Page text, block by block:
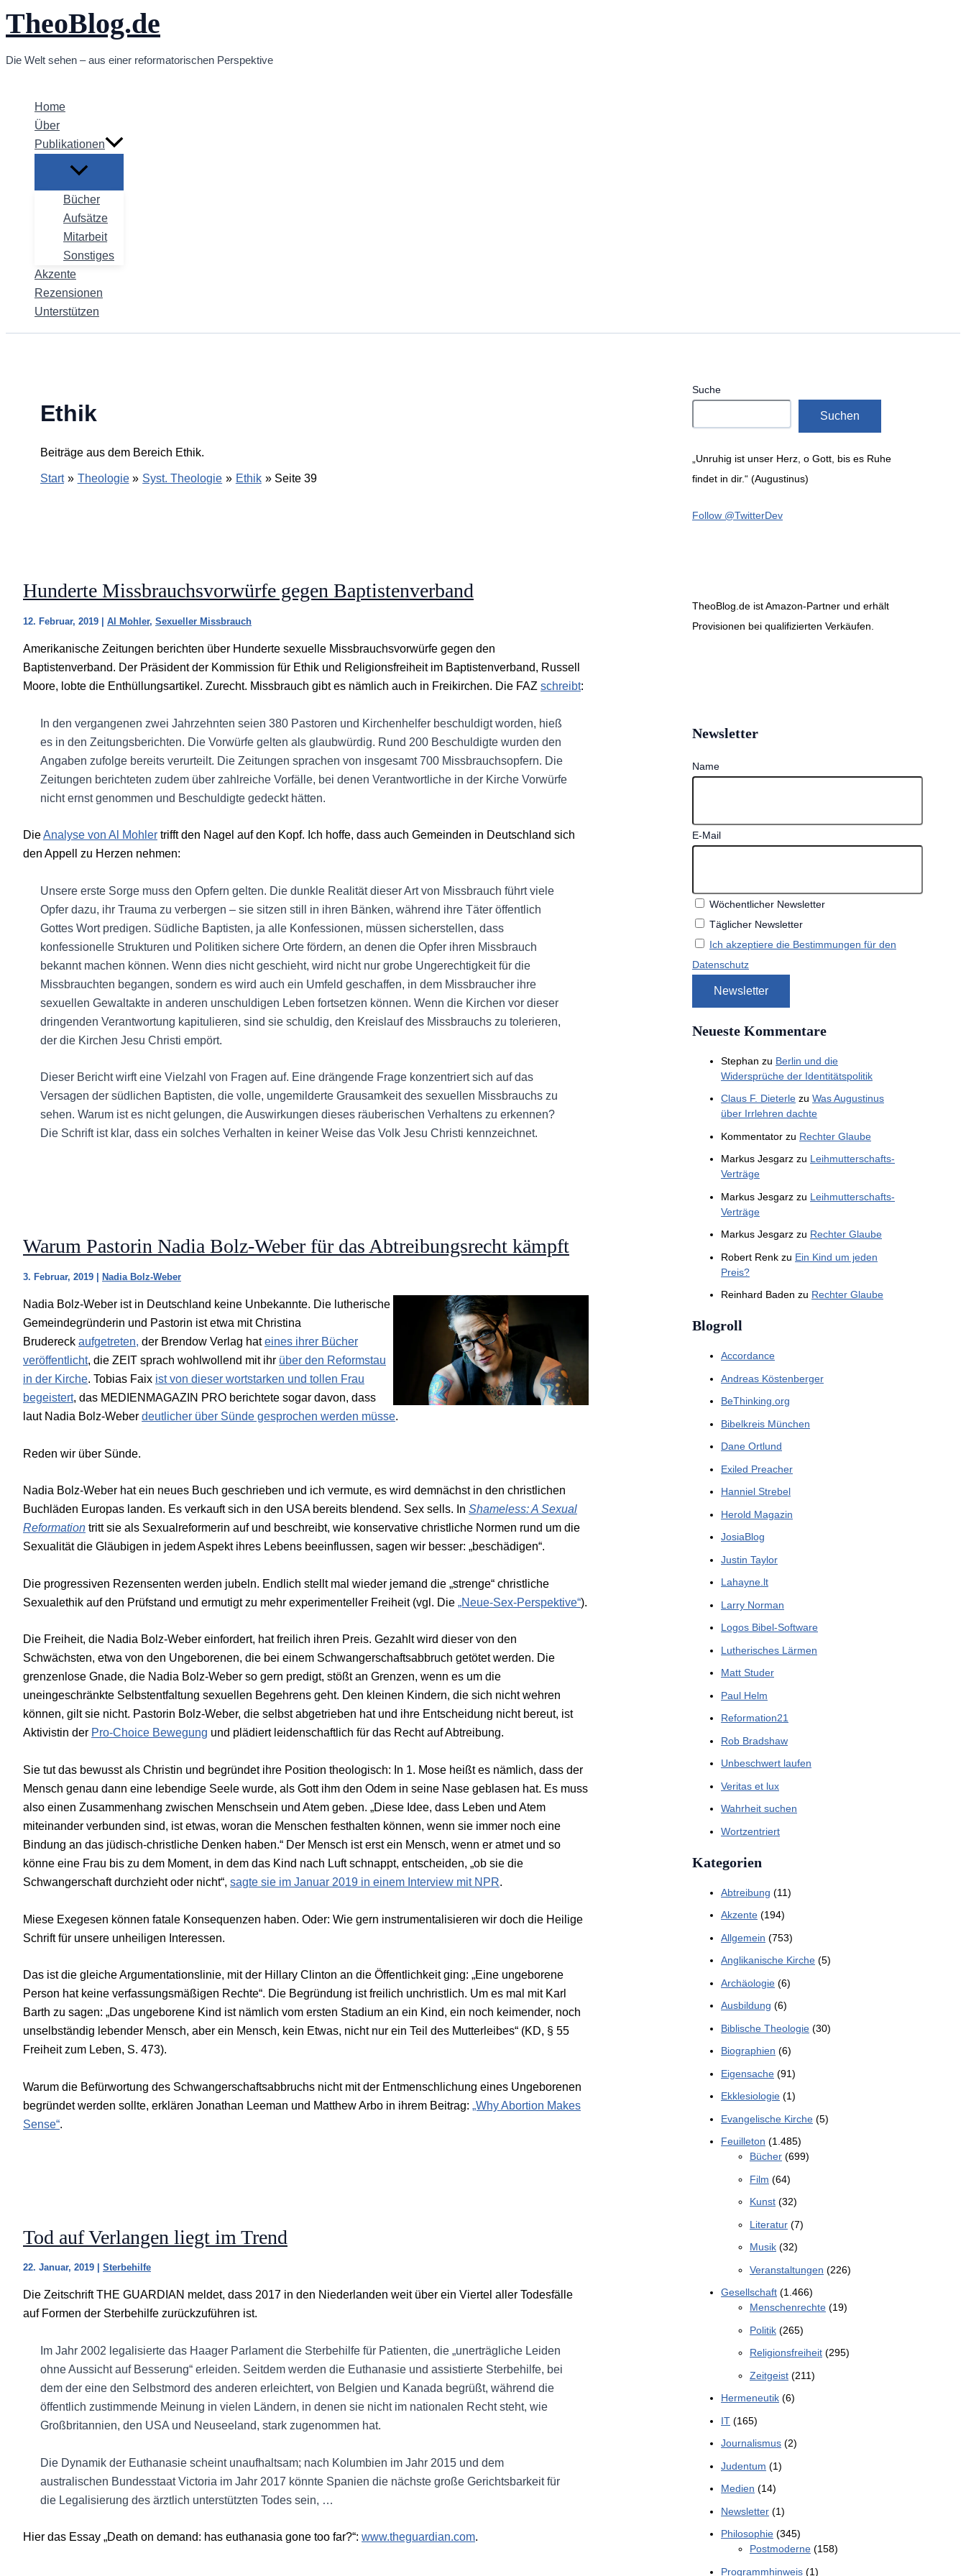
Zum
Inhalt
TheoBlog.de
Die Welt sehen – aus einer reformatorischen Perspektive
Home
Über
Publikationen
Bücher
Aufsätze
Mitarbeit
Sonstiges
Akzente
Rezensionen
Unterstützen
Ethik
Beiträge aus dem Bereich Ethik.
Start Theologie Syst. Theologie Ethik Seite 39
Hunderte Missbrauchsvorwürfe gegen Baptistenverband
12. Februar, 2019 Al Mohler, Sexueller Missbrauch
Amerikanische Zeitungen berichten über Hunderte sexuelle Missbrauchsvorwürfe gegen den
Baptistenverband. Der Präsident der Kommission für Ethik und Religionsfreiheit im Baptistenverband, Russell
Moore, lobte die Enthüllungsartikel. Zurecht. Missbrauch gibt es nämlich auch in Freikirchen. Die FAZ schreibt:
In den vergangenen zwei Jahrzehnten seien 380 Pastoren und Kirchenhelfer beschuldigt worden, hieß
es in den Zeitungsberichten. Die Vorwürfe gelten als glaubwürdig. Rund 200 Beschuldigte wurden den
Angaben zufolge bereits verurteilt. Die Zeitungen sprachen von insgesamt 700 Missbrauchsopfern. Die
Zeitungen berichteten zudem über zahlreiche Vorfälle, bei denen Verantwortliche in der Kirche Vorwürfe
nicht ernst genommen und Beschuldigte gedeckt hätten.
DieAnalyse von Al Mohler trifft den Nagel auf den Kopf. Ich hoffe, dass auch Gemeinden in Deutschland sich
den Appell zu Herzen nehmen:
Unsere erste Sorge muss den Opfern gelten. Die dunkle Realität dieser Art von Missbrauch führt viele
Opfer dazu, ihr Trauma zu verbergen – sie sitzen still in ihren Bänken, während ihre Täter öffentlich
Gottes Wort predigen. Südliche Baptisten, ja alle Konfessionen, müssen sicherstellen, dass
konfessionelle Strukturen und Politiken sichere Orte fördern, an denen die Opfer ihren Missbrauch
bekannt machen können. Wenn dies nicht geschieht, wird nicht nur grobe Ungerechtigkeit für die
Missbrauchten begangen, sondern es wird auch ein Umfeld geschaffen, in dem Missbraucher ihre
sexuellen Gewaltakte in anderen unschuldigen Leben fortsetzen können. Wenn die Kirchen vor dieser
dringenden Verantwortung kapitulieren, sind sie schuldig, den Kreislauf des Missbrauchs zu tolerieren,
der die Kirchen Jesu Christi empört.
Dieser Bericht wirft eine Vielzahl von Fragen auf. Eine drängende Frage konzentriert sich auf das
Versagen der südlichen Baptisten, die volle, ungemilderte Grausamkeit des sexuellen Missbrauchs zu
sehen. Warum ist es nicht gelungen, die Auswirkungen dieses räuberischen Verhaltens zu erkennen?
Die Schrift ist klar, dass ein solches Verhalten in keiner Weise das Volk Jesu Christi kennzeichnet.
Warum Pastorin Nadia Bolz-Weber für das Abtreibungsrecht kämpft
3. Februar, 2019 Nadia Bolz-Weber
Nadia Bolz-Weber ist in Deutschland keine Unbekannte. Die lutherische
Gemeindegründerin und Pastorin ist etwa mit Christina
Brudereck aufgetreten, der Brendow Verlag hateines ihrer Bücher
veröffentlicht, die ZEIT sprach wohlwollend mit ihr über den Reformstau
in der Kirche. Tobias Faix ist von dieser wortstarken und tollen Frau
begeistert, das MEDIENMAGAZIN PRO berichtete sogar davon, dass
laut Nadia Bolz-Weber deutlicher über Sünde gesprochen werden müsse.
Reden wir über Sünde.
Nadia Bolz-Weber hat ein neues Buch geschrieben und ich vermute, es wird demnächst in den christlichen
Buchläden Europas landen. Es verkauft sich in den USA bereits blendend. Sex sells. In Shameless: A Sexual
Reformation tritt sie als Sexualreformerin auf und beschreibt, wie konservative christliche Normen rund um die
Sexualität die Gläubigen in jedem Aspekt ihres Lebens beeinflussen, sagen wir besser: „beschädigen“.
Die progressiven Rezensenten werden jubeln. Endlich stellt mal wieder jemand die „strenge“ christliche
Sexualethik auf den Prüfstand und ermutigt zu mehr experimenteller Freiheit (vgl. Die „Neue-Sex-Perspektive“).
Die Freiheit, die Nadia Bolz-Weber einfordert, hat freilich ihren Preis. Gezahlt wird dieser von den
Schwächsten, etwa von den Ungeborenen, die bei einem Schwangerschaftsabbruch getötet werden. Die
grenzenlose Gnade, die Nadia Bolz-Weber so gern predigt, stößt an Grenzen, wenn es um die
uneingeschränkte Selbstentfaltung sexuellen Begehrens geht. Den kleinen Kindern, die sich nicht wehren
können, gilt sie nicht. Pastorin Bolz-Weber, die selbst abgetrieben hat und ihre Entscheidung nicht bereut, ist
Aktivistin der Pro-Choice Bewegung und plädiert leidenschaftlich für das Recht auf Abtreibung.
Sie tut das bewusst als Christin und begründet ihre Position theologisch: In 1. Mose heißt es nämlich, dass der
Mensch genau dann eine lebendige Seele wurde, als Gott ihm den Odem in seine Nase geblasen hat. Es muss
also einen Zusammenhang zwischen Menschsein und Atem geben. „Diese Idee, dass Leben und Atem
miteinander verbunden sind, ist etwas, woran die Menschen festhalten können, wenn sie immer noch eine
Bindung an das jüdisch-christliche Denken haben.“ Der Mensch ist erst ein Mensch, wenn er atmet und so
könne eine Frau bis zu dem Moment, in dem das Kind nach Luft schnappt, entscheiden, „ob sie die
Schwangerschaft durchzieht oder nicht“, sagte sie im Januar 2019 in einem Interview mit NPR.
Miese Exegesen können fatale Konsequenzen haben. Oder: Wie gern instrumentalisieren wir doch die Heilige
Schrift für unsere unheiligen Interessen.
Das ist die gleiche Argumentationslinie, mit der Hillary Clinton an die Öffentlichkeit ging: „Eine ungeborene
Person hat keine verfassungsmäßigen Rechte“. Die Begründung ist freilich unchristlich. Um es mal mit Karl
Barth zu sagen: „Das ungeborene Kind ist nämlich vom ersten Stadium an ein Kind, ein noch keimender, noch
unselbständig lebender Mensch, aber ein Mensch, kein Etwas, nicht nur ein Teil des Mutterleibes“ (KD, § 55
Freiheit zum Leben, S. 473).
Warum die Befürwortung des Schwangerschaftsabbruchs nicht mit der Entmenschlichung eines Ungeborenen
begründet werden sollte, erklären Jonathan Leeman und Matthew Arbo in ihrem Beitrag: „Why Abortion Makes
Sense“.
Tod auf Verlangen liegt im Trend
22. Januar, 2019 Sterbehilfe
Die Zeitschrift THE GUARDIAN meldet, dass 2017 in den Niederlanden weit über ein Viertel aller Todesfälle
auf Formen der Sterbehilfe zurückzuführen ist.
Im Jahr 2002 legalisierte das Haager Parlament die Sterbehilfe für Patienten, die „unerträgliche Leiden
ohne Aussicht auf Besserung“ erleiden. Seitdem werden die Euthanasie und assistierte Sterbehilfe, bei
dem der eine den Selbstmord des anderen erleichtert, von Belgien und Kanada begrüßt, während die
öffentlich zustimmende Meinung in vielen Ländern, in denen sie nicht im nationalen Recht steht, wie
Großbritannien, den USA und Neuseeland, stark zugenommen hat.
Die Dynamik der Euthanasie scheint unaufhaltsam; nach Kolumbien im Jahr 2015 und dem
australischen Bundesstaat Victoria im Jahr 2017 könnte Spanien die nächste große Gerichtsbarkeit für
die Legalisierung des ärztlich unterstützten Todes sein, …
Hier das Essay „Death on demand: has euthanasia gone too far?“: www.theguardian.com.
Suche
Suchen
„Unruhig ist unser Herz, o Gott, bis es Ruhe
findet in dir.“ (Augustinus)
Follow @TwitterDev
TheoBlog.de ist Amazon-Partner und erhält
Provisionen bei qualifizierten Verkäufen.
Newsletter
Name
E-Mail
Wöchentlicher Newsletter
Täglicher Newsletter
Ich akzeptiere die Bestimmungen für den
Datenschutz
Neueste Kommentare
Stephan zu Berlin und die
Widersprüche der Identitätspolitik
Claus F. Dieterle zu Was Augustinus
über Irrlehren dachte
Kommentator zu Rechter Glaube
Markus Jesgarz zu Leihmutterschafts-
Verträge
Markus Jesgarz zu Leihmutterschafts-
Verträge
Markus Jesgarz zu Rechter Glaube
Robert Renk zu Ein Kind um jeden
Preis?
Reinhard Baden zu Rechter Glaube
Blogroll
Accordance
Andreas Köstenberger
BeThinking.org
Bibelkreis München
Dane Ortlund
Exiled Preacher
Hanniel Strebel
Herold Magazin
JosiaBlog
Justin Taylor
Lahayne.lt
Larry Norman
Logos Bibel-Software
Lutherisches Lärmen
Matt Studer
Paul Helm
Reformation21
Rob Bradshaw
Unbeschwert laufen
Veritas et lux
Wahrheit suchen
Wortzentriert
Kategorien
Abtreibung (11)
Akzente (194)
Allgemein (753)
Anglikanische Kirche (5)
Archäologie (6)
Ausbildung (6)
Biblische Theologie (30)
Biographien (6)
Eigensache (91)
Ekklesiologie (1)
Evangelische Kirche (5)
Feuilleton (1.485)
Bücher (699)
Film (64)
Kunst (32)
Literatur (7)
Musik (32)
Veranstaltungen (226)
Gesellschaft (1.466)
Menschenrechte (19)
Politik (265)
Religionsfreiheit (295)
Zeitgeist (211)
Hermeneutik (6)
IT (165)
Journalismus (2)
Judentum (1)
Medien (14)
Newsletter (1)
Philosophie (345)
Postmoderne (158)
Programmhinweis (1)